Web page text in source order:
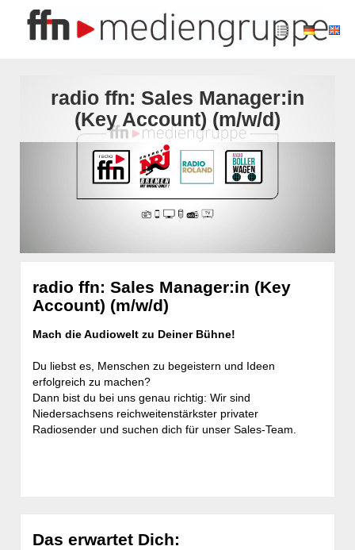
radio ffn: Sales Manager:in
(Key Account) (m/w/d)
radio ffn: Sales Manager:in (Key
Account) (m/w/d)
Mach die Audiowelt zu Deiner Bühne!
Du liebst es, Menschen zu begeistern und Ideen
erfolgreich zu machen?
Dann bist du bei uns genau richtig: Wir sind
Niedersachsens reichweitenstärkster privater
Radiosender und suchen dich für unser Sales-Team.
Das erwartet Dich: